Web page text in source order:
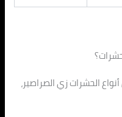
الحشرات زي الصراصير،